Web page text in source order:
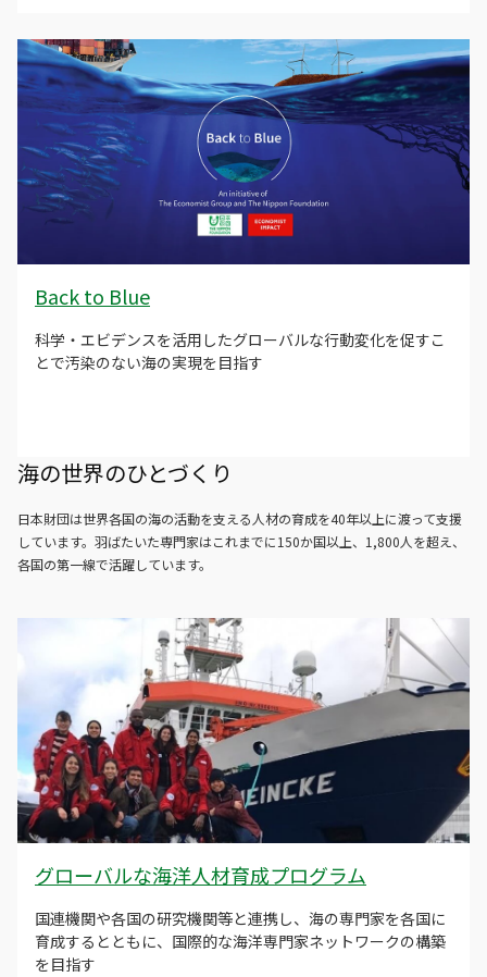
Back to Blue
科学・エビデンスを活用したグローバルな行動変化を促すこ
とで汚染のない海の実現を目指す
海の世界のひとづくり
日本財団は世界各国の海の活動を支える人材の育成を40年以上に渡って支援
しています。羽ばたいた専門家はこれまでに150か国以上、1,800人を超え、
各国の第一線で活躍しています。
グローバルな海洋人材育成プログラム
国連機関や各国の研究機関等と連携し、海の専門家を各国に
育成するとともに、国際的な海洋専門家ネットワークの構築
を目指す